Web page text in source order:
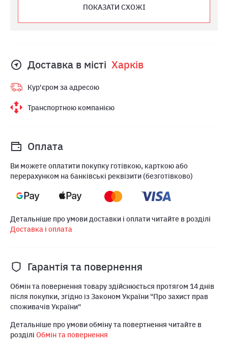
ПОКАЗАТИ СХОЖІ
Доставка в місті Харкiв
Кур'єром за адресою
Транспортною компанією
Оплата
Ви можете оплатити покупку готівкою, карткою або
перерахунком на банківські реквізити (безготівково)
Детальніше про умови доставки і оплати читайте в розділі
Доставка і оплата
Гарантія та повернення
Обмін та повернення товару здійснюється протягом 14 днів
після покупки, згідно із Законом України "Про захист прав
споживачів України"
Детальніше про умови обміну та повертнення читайте в
розділі Обмін та повернення